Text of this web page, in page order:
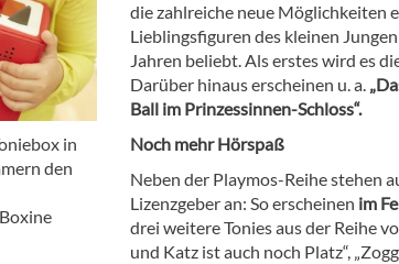
in
den
die zahlreiche neue Möglichkeiten
Lieblingsfiguren des kleinen
Jahren beliebt. Als erstes wird es
Darüber hinaus erscheinen u. a.
Ball im Prinzessinnen-Schloss“.
Noch mehr Hörspaß
Neben der Playmos-Reihe stehen
Lizenzgeber an: So erscheinen im
drei weitere Tonies aus der Reihe
und Katz ist auch noch Platz“,